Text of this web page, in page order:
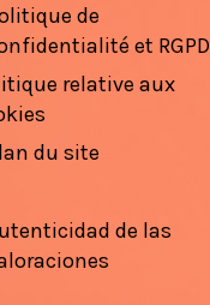
de
et RGPD
relative aux
du site
de las